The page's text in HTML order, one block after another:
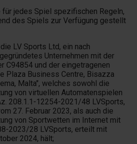
jedes Spiel spezifischen Regeln,
des Spiels zur Verfügung gestellt
LV Sports Ltd, ein nach
Unternehmen mit der
C94854 und der eingetragenen
Plaza Business Centre, Bisazza
Malta", welches sowohl die
von virtuellen Automatenspielen
208.1.1-12254-2021/48 LVSports,
27. Februar 2023, als auch die
von Sportwetten im Internet mit
2023/28 LVSports, erteilt mit
2024, hält;